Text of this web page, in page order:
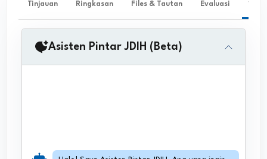
Tinjauan Ringkasan Files & Tautan Evaluasi ✨
Asisten Pintar JDIH (Beta)